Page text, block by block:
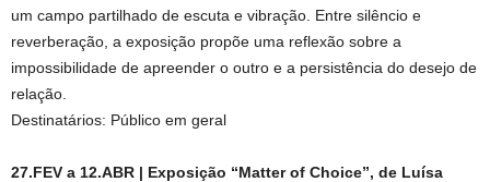
um campo partilhado de escuta e vibração. Entre silêncio e
reverberação, a exposição propõe uma reflexão sobre a
impossibilidade de apreender o outro e a persistência do desejo de
relação.
Destinatários: Público em geral
27.FEV a 12.ABR | Exposição “Matter of Choice”, de Luísa